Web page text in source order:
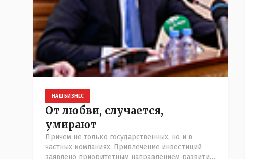
НАШ БИЗНЕС
От любви, случается,
умирают
Причем не только государственных, но и в
частных компаниях. Привлечение инвестиций
заявлено приоритетным направлением развития